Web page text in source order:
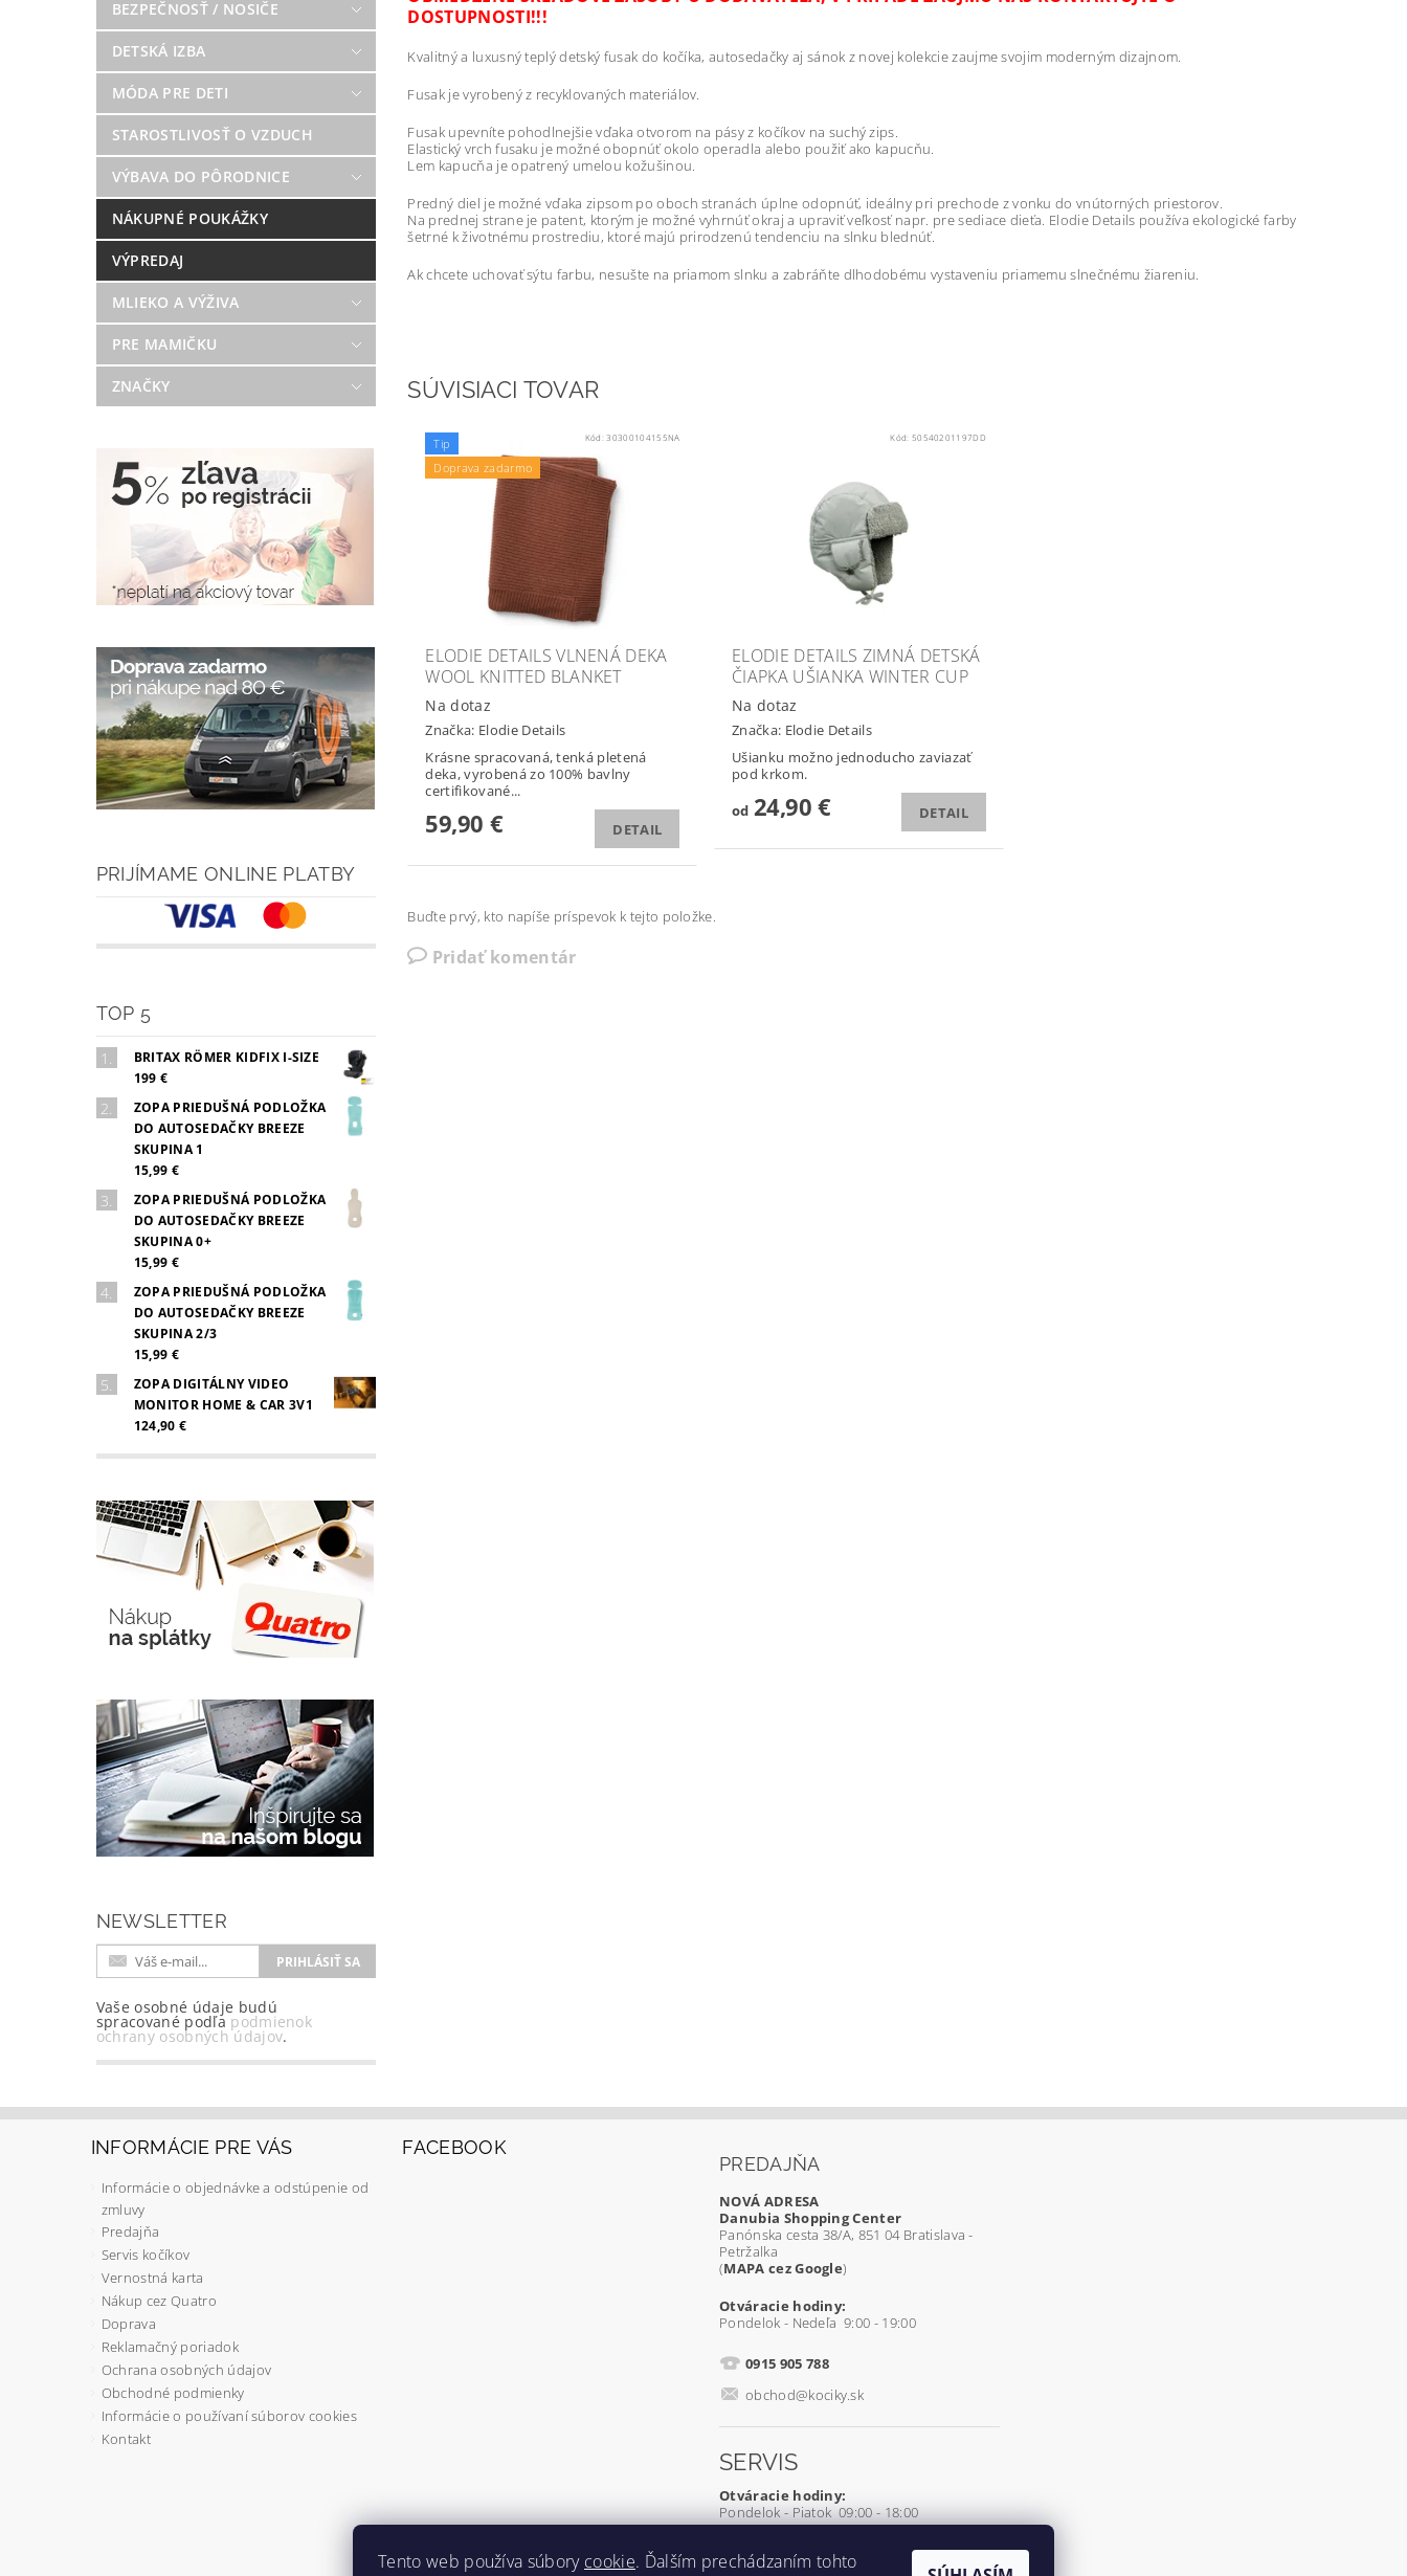
BEZPEČNOSŤ / NOSIČE
DETSKÁ IZBA
MÓDA PRE DETI
STAROSTLIVOSŤ O VZDUCH
VÝBAVA DO PÔRODNICE
NÁKUPNÉ POUKÁŽKY
VÝPREDAJ
MLIEKO A VÝŽIVA
PRE MAMIČKU
ZNAČKY
PRIJÍMAME ONLINE PLATBY
TOP 5
BRITAX RÖMER KIDFIX I-SIZE
199 €
ZOPA PRIEDUŠNÁ PODLOŽKA
DO AUTOSEDAČKY BREEZE
SKUPINA 1
15,99 €
ZOPA PRIEDUŠNÁ PODLOŽKA
DO AUTOSEDAČKY BREEZE
SKUPINA 0+
15,99 €
ZOPA PRIEDUŠNÁ PODLOŽKA
DO AUTOSEDAČKY BREEZE
SKUPINA 2/3
15,99 €
ZOPA DIGITÁLNY VIDEO
MONITOR HOME & CAR 3V1
124,90 €
NEWSLETTER
Vaše osobné údaje budú
spracované podľa podmienok
ochrany osobných údajov.
DOSTUPNOSTI!!!
Kvalitný a luxusný teplý detský fusak do kočíka, autosedačky aj sánok z novej kolekcie zaujme svojim moderným dizajnom.
Fusak je vyrobený z recyklovaných materiálov.
Fusak upevníte pohodlnejšie vďaka otvorom na pásy z kočíkov na suchý zips.
Elastický vrch fusaku je možné obopnúť okolo operadla alebo použiť ako kapucňu.
Lem kapucňa je opatrený umelou kožušinou.
Predný diel je možné vďaka zipsom po oboch stranách úplne odopnúť, ideálny pri prechode z vonku do vnútorných priestorov.
Na prednej strane je patent, ktorým je možné vyhrnúť okraj a upraviť veľkosť napr. pre sediace dieťa. Elodie Details používa ekologické farby
šetrné k životnému prostrediu, ktoré majú prirodzenú tendenciu na slnku blednúť.
Ak chcete uchovať sýtu farbu, nesušte na priamom slnku a zabráňte dlhodobému vystaveniu priamemu slnečnému žiareniu.
SÚVISIACI TOVAR
Tip
Doprava zadarmo
Kód:30300104155NA
ELODIE DETAILS VLNENÁ DEKA
WOOL KNITTED BLANKET
Na dotaz
Značka: Elodie Details
Krásne spracovaná, tenká pletená
deka, vyrobená zo 100% bavlny
certifikované...
59,90 € DETAIL
Kód: 50540201197DD
ELODIE DETAILS ZIMNÁ DETSKÁ
ČIAPKA UŠIANKA WINTER CUP
Na dotaz
Značka: Elodie Details
Ušianku možno jednoducho zaviazať
pod krkom.
od24,90 € DETAIL
Buďte prvý, kto napíše príspevok k tejto položke.
Pridať komentár
INFORMÁCIE PRE VÁS
Informácie o objednávke a odstúpenie od
zmluvy
Predajňa
Servis kočíkov
Vernostná karta
Nákup cez Quatro
Doprava
Reklamačný poriadok
Ochrana osobných údajov
Obchodné podmienky
Informácie o používaní súborov cookies
Kontakt
FACEBOOK
PREDAJŇA
NOVÁ ADRESA
Danubia Shopping Center
Panónska cesta 38/A, 851 04 Bratislava -
Petržalka
(MAPA cez Google)
Otváracie hodiny:
Pondelok - Nedeľa 9:00 - 19:00
0915 905 788
obchod@kociky.sk
SERVIS
Otváracie hodiny:
Pondelok - Piatok 09:00 - 18:00
0905 539 927
Tento web používa súbory cookie. Ďalším prechádzaním tohto